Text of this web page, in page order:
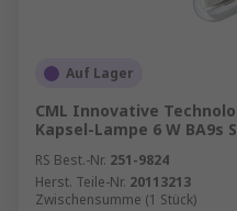
Auf Lager
CML Innovative
Kapsel-Lampe 6 W BA9s
RS Best.-Nr. 251-9824
Herst. Teile-Nr. 20113213
Zwischensumme (1 Stück)